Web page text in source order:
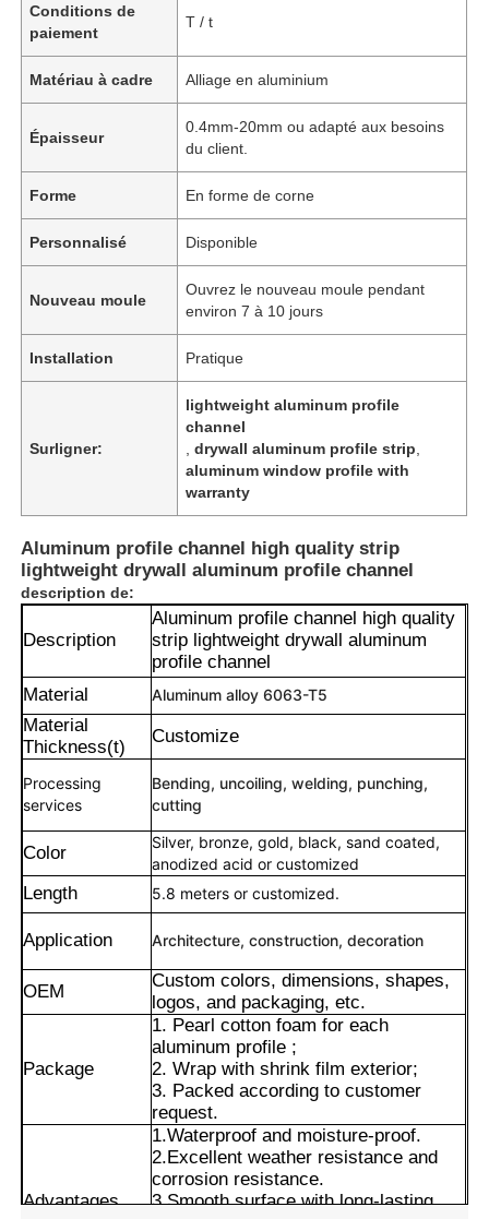
Maison
Conditions de
paiement
T / t
Matériau à cadre Alliage en aluminium
Épaisseur
0.4mm-20mm ou adapté aux besoins
du client.
Forme En forme de corne
Personnalisé Disponible
Nouveau moule
Ouvrez le nouveau moule pendant
environ 7 à 10 jours
Installation Pratique
Surligner:
lightweight aluminum profile
channel
,drywall aluminum profile strip
aluminum window profile with
warranty
Aluminum profile channel high quality strip
lightweight drywall aluminum profile channel
description de:
Description
Aluminum profile channel high quality
strip lightweight drywall aluminum
profile channel
Material
Aluminum alloy 6063-T5
Material
Thickness(t)
Customize
Processing
services
Bending, uncoiling, welding, punching,
cutting
Color
Silver, bronze, gold, black, sand coated,
anodized acid or customized
Length 5.8 meters or customized.
Application Architecture, construction, decoration
OEM
Custom colors, dimensions, shapes,
logos, and packaging, etc.
Package
1. Pearl cotton foam for each
aluminum profile ;
2. Wrap with shrink film exterior;
3. Packed according to customer
request.
Advantages
1.Waterproof and moisture-proof.
2.Excellent weather resistance and
corrosion resistance.
3.Smooth surface with long-lasting